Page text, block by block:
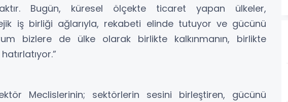
Bugün, küresel ölçekte ticaret yapan ülkeler,
iş birliği ağlarıyla, rekabeti elinde tutuyor ve gücünü
bizlere de ülke olarak birlikte kalkınmanın, birlikte
Meclislerinin; sektörlerin sesini birleştiren, gücünü